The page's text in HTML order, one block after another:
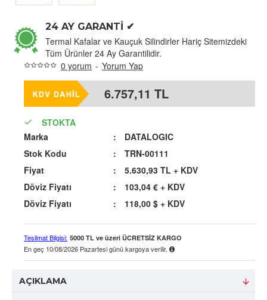
24 AY GARANTİ ✔
Termal Kafalar ve Kauçuk Silindirler Hariç Sitemizdeki
Tüm Ürünler 24 Ay Garantilidir.
STOKTA
Marka
:
DATALOGIC
Stok Kodu
:
TRN-00111
Fiyat
: 5.630,93 TL + KDV
Döviz Fiyatı
: 103,04 € + KDV
Döviz Fiyatı
: 118,00 $ + KDV
0 yorum - Yorum Yap
6.757,11 TL
Teslimat Bilgisi: 5000 TL ve üzeri ÜCRETSİZ KARGO
En geç 10/08/2026 Pazartesigünü kargoya verilir.
AÇIKLAMA